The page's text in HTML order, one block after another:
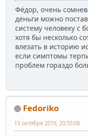
Фёдор, очень
деньги можно
систему человеку с
хотя бы несколько
влезать в историю
если симптомы
проблем гораздо
Fedoriko
13 октября 2019, 20:55:08